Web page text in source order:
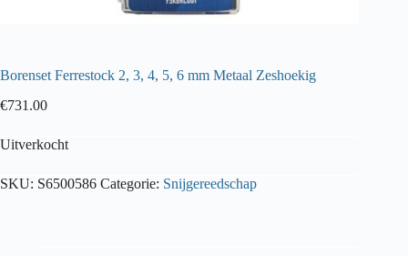
Borenset Ferrestock 2, 3, 4, 5, 6 mm Metaal Zeshoekig
€731.00
Uitverkocht
SKU: S6500586 Categorie: Snijgereedschap